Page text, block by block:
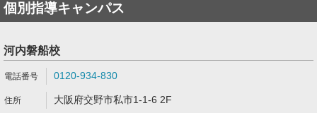
個別指導キャンパス
河内磐船校
0120-934-830
大阪府交野市私市1-1-6 2F